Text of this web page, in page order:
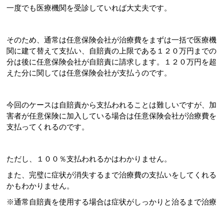
一度でも医療機関を受診していれば大丈夫です。
そのため、通常は任意保険会社が治療費をまずは一括で医療機
関に建て替えて支払い、自賠責の上限である１２０万円までの
分は後に任意保険会社が自賠責に請求します。１２０万円を超
えた分に関しては任意保険会社が支払うのです。
今回のケースは自賠責から支払われることは難しいですが、加
害者が任意保険に加入している場合は任意保険会社が治療費を
支払ってくれるのです。
ただし、１００％支払われるかはわかりません。
また、完璧に症状が消失するまで治療費の支払いをしてくれる
かもわかりません。
※通常自賠責を使用する場合は症状がしっかりと治るまで治療